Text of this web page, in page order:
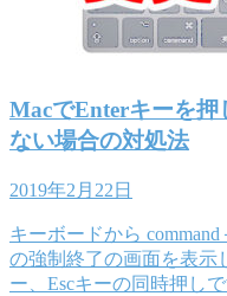
MacでEnterキーを押
ない場合の対処法
2019年2月22日
キーボードから
の強制終了の画面を表示
ー、Escキーの同時押し